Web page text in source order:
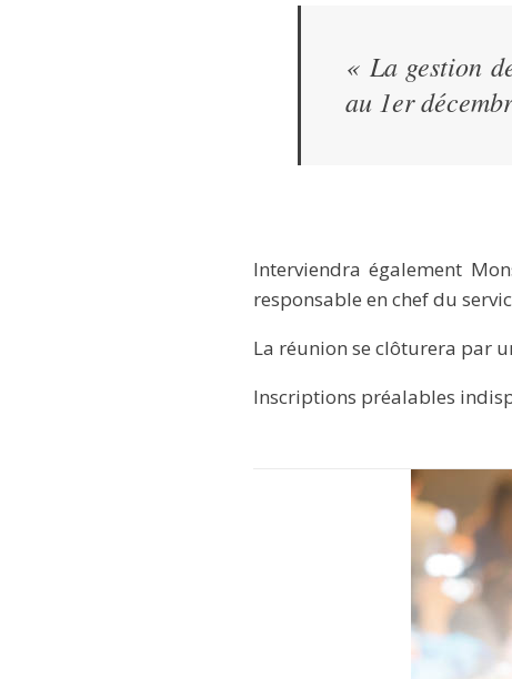
« La gestion
au 1er
Interviendra également
responsable en chef du
La réunion se clôturera par
Inscriptions préalables